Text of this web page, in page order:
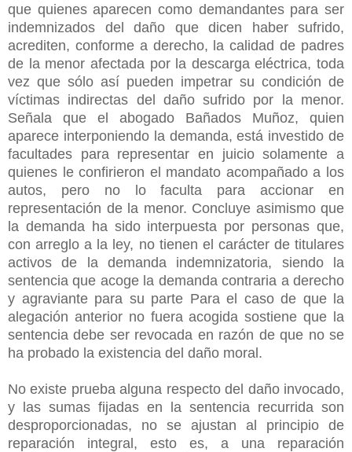
que quienes aparecen como demandantes para ser
indemnizados del daño que dicen haber sufrido,
acrediten, conforme a derecho, la calidad de padres
de la menor afectada por la descarga eléctrica, toda
vez que sólo así pueden impetrar su condición de
víctimas indirectas del daño sufrido por la menor.
Señala que el abogado Bañados Muñoz, quien
aparece interponiendo la demanda, está investido de
facultades para representar en juicio solamente a
quienes le confirieron el mandato acompañado a los
autos, pero no lo faculta para accionar en
representación de la menor. Concluye asimismo que
la demanda ha sido interpuesta por personas que,
con arreglo a la ley, no tienen el carácter de titulares
activos de la demanda indemnizatoria, siendo la
sentencia que acoge la demanda contraria a derecho
y agraviante para su parte Para el caso de que la
alegación anterior no fuera acogida sostiene que la
sentencia debe ser revocada en razón de que no se
ha probado la existencia del daño moral.
No existe prueba alguna respecto del daño invocado,
y las sumas fijadas en la sentencia recurrida son
desproporcionadas, no se ajustan al principio de
reparación integral, esto es, a una reparación